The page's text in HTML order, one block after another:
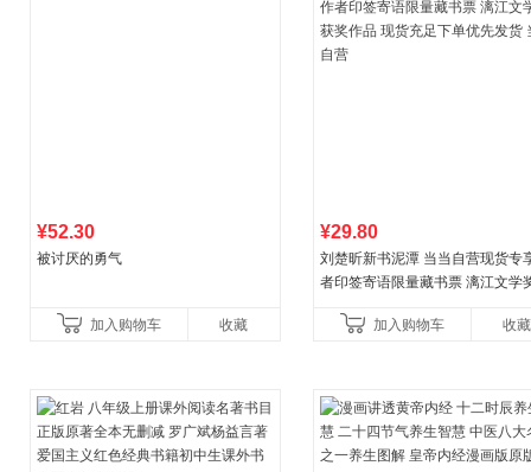
¥52.30
被讨厌的勇气
加入购物车 收藏
¥29.80
刘楚昕新书泥潭 当当自营现货专
者印签寄语限量藏书票 漓江文学
加入购物车 收藏